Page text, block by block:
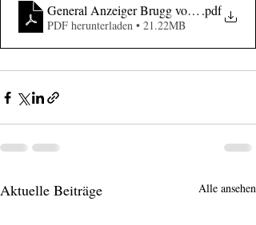
General Anzeiger Brugg vom 16. Februar
.pdf
PDF herunterladen • 21.22MB
Aktuelle Beiträge Alle ansehen